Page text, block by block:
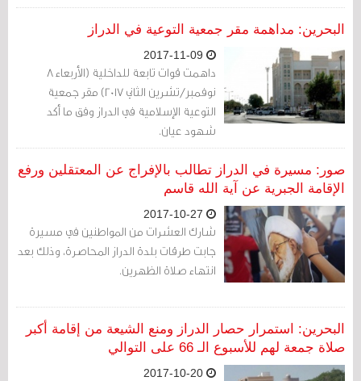
الجسم المضبوط.
البحرين: مداهمة مقر جمعية التوعية في الدراز
داهمت قوات تابعة للداخلية (الأربعاء 8
نوفمبر/تشرين الثاني 2017) مقر جمعية
التوعية الإسلامية في الدراز وفق ما أكد
شهود عيان.
صور: مسيرة في الدراز تطالب بالإفراج عن المعتقلين ورفع
الإقامة الجبرية عن آية الله قاسم
شارك العشرات من المواطنين في مسيرة
جابت طرقات بلدة الدراز المحاصرة، وذلك بعد
انتهاء صلاة الظهرين.
البحرين: استمرار حصار الدراز ومنع الشيعة من إقامة أكبر
صلاة جمعة لهم للأسبوع الـ 66 على التوالي